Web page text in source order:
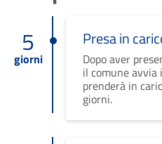
5
giorni
Presa in
Dopo aver
il comune avvia
prenderà in
giorni.